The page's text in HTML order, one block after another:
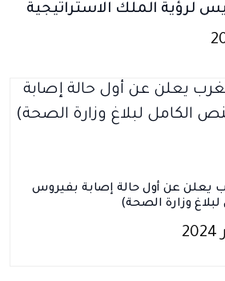
لرؤية الملك الاستراتيجية
يعلن عن أول حالة إصابة بفيروس
وزارة الصحة)